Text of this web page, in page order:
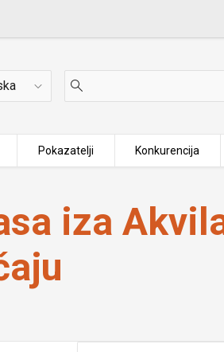
Pokazatelji Konkurencija
u stečaju
iza